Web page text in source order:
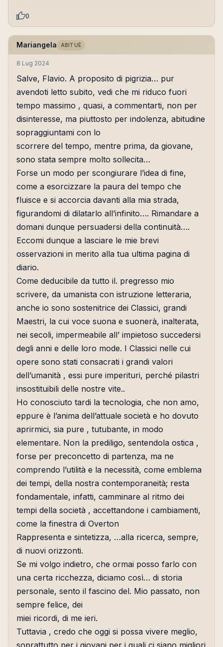
0
Mariangela ABITUÈ
8 Lug 2024
Salve, Flavio. A proposito di pigrizia… pur
avendoti letto subito, vedi che mi riduco fuori
tempo massimo , quasi, a commentarti, non per
disinteresse, ma piuttosto per indolenza, abitudine
sopraggiuntami con lo
scorrere del tempo, mentre prima, da giovane,
sono stata sempre molto sollecita…
Forse un modo per scongiurare l’idea di fine,
come a esorcizzare la paura del tempo che
fluisce e si accorcia davanti alla mia strada,
figurandomi di dilatarlo all’infinito…. Rimandare a
domani dunque persuadersi della continuità….
Eccomi dunque a lasciare le mie brevi
osservazioni in merito alla tua ultima pagina di
diario.
Come deducibile da tutto il. pregresso mio
scrivere, da umanista con istruzione letteraria,
anche io sono sostenitrice dei Classici, grandi
Maestri, la cui voce suona e suonerà, inalterata,
nei secoli, impermeabile all’ impietoso succedersi
degli anni e delle loro mode. I Classici nelle cui
opere sono stati consacrati i grandi valori
dell’umanità , essi pure imperituri, perché pilastri
insostituibili delle nostre vite..
Ho conosciuto tardi la tecnologia, che non amo,
eppure è l’anima dell’attuale società e ho dovuto
aprirmici, sia pure , tutubante, in modo
elementare. Non la prediligo, sentendola ostica ,
forse per preconcetto di partenza, ma ne
comprendo l’utilità e la necessità, come emblema
dei tempi, della nostra contemporaneità; resta
fondamentale, infatti, camminare al ritmo dei
tempi della società , accettandone i cambiamenti,
come la finestra di Overton
Rappresenta e sintetizza, …alla ricerca, sempre,
di nuovi orizzonti.
Se mi volgo indietro, che ormai posso farlo con
una certa ricchezza, diciamo così… di storia
personale, sento il fascino del. Mio passato, non
sempre felice, dei
miei ricordi, di me ieri.
Tuttavia , credo che oggi si possa vivere meglio,